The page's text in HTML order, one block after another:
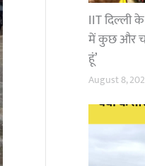
IIT दिल्ली
में कुछ और चल
हूं’
August 8,